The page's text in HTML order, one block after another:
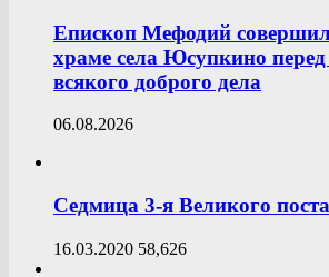
Епископ Мефодий
храме села Юсупкино
всякого доброго дела
06.08.2026
Седмица 3-я Великого поста
16.03.2020 58,626